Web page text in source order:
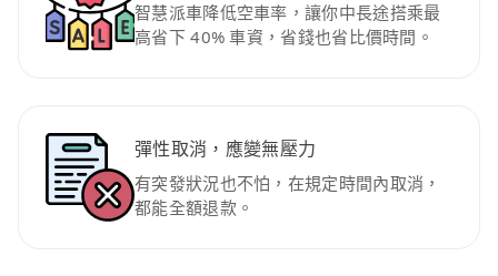
智慧派車降低空車率，讓你中長途搭乘最
高省下 40% 車資，省錢也省比價時間。
彈性取消，應變無壓力
有突發狀況也不怕，在規定時間內取消，
都能全額退款。